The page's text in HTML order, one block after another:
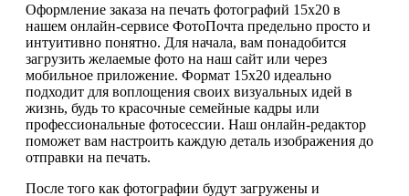
Оформление заказа на печать фотографий 15х20 в
нашем онлайн-сервисе ФотоПочта предельно просто и
интуитивно понятно. Для начала, вам понадобится
загрузить желаемые фото на наш сайт или через
мобильное приложение. Формат 15х20 идеально
подходит для воплощения своих визуальных идей в
жизнь, будь то красочные семейные кадры или
профессиональные фотосессии. Наш онлайн-редактор
поможет вам настроить каждую деталь изображения до
отправки на печать.
После того как фотографии будут загружены и